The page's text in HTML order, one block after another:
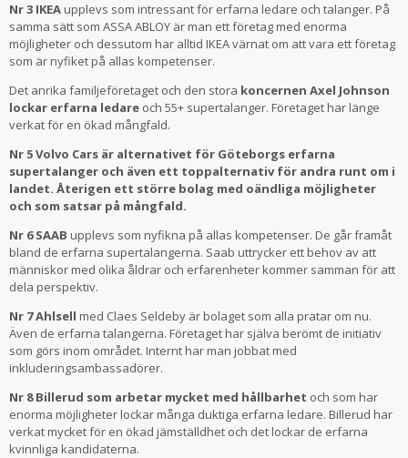
Nr 3 IKEA upplevs som intressant för erfarna ledare och talanger. På
samma sätt som ASSA ABLOY är man ett företag med enorma
möjligheter och dessutom har alltid IKEA värnat om att vara ett företag
som är nyfiket på allas kompetenser.
Det anrika familjeföretaget och den stora koncernen Axel Johnson
lockar erfarna ledare och 55+ supertalanger. Företaget har länge
verkat för en ökad mångfald.
Nr 5 Volvo Cars är alternativet för Göteborgs erfarna
supertalanger och även ett toppalternativ för andra runt om i
landet. Återigen ett större bolag med oändliga möjligheter
och som satsar på mångfald.
Nr 6 SAAB upplevs som nyfikna på allas kompetenser. De går framåt
bland de erfarna supertalangerna. Saab uttrycker ett behov av att
människor med olika åldrar och erfarenheter kommer samman för att
dela perspektiv.
Nr 7 Ahlsell med Claes Seldeby är bolaget som alla pratar om nu.
Även de erfarna talangerna. Företaget har själva berömt de initiativ
som görs inom området. Internt har man jobbat med
inkluderingsambassadörer.
Nr 8 Billerud som arbetar mycket med hållbarhet och som har
enorma möjligheter lockar många duktiga erfarna ledare. Billerud har
verkat mycket för en ökad jämställdhet och det lockar de erfarna
kvinnliga kandidaterna.